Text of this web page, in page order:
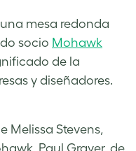
mesa redonda
socio Mohawk
de la
y diseñadores.
Melissa Stevens,
Paul Graver, de